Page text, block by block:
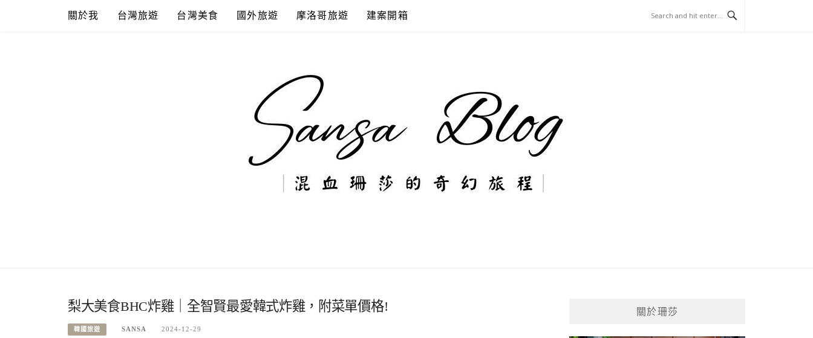
關於我 台灣旅遊 台灣美食 國外旅遊 摩洛哥旅遊 建案開箱
梨大美食BHC炸雞｜全智賢最愛韓式炸雞，附菜單價格!
韓國旅遊 SANSA 2024-12-29
關於珊莎